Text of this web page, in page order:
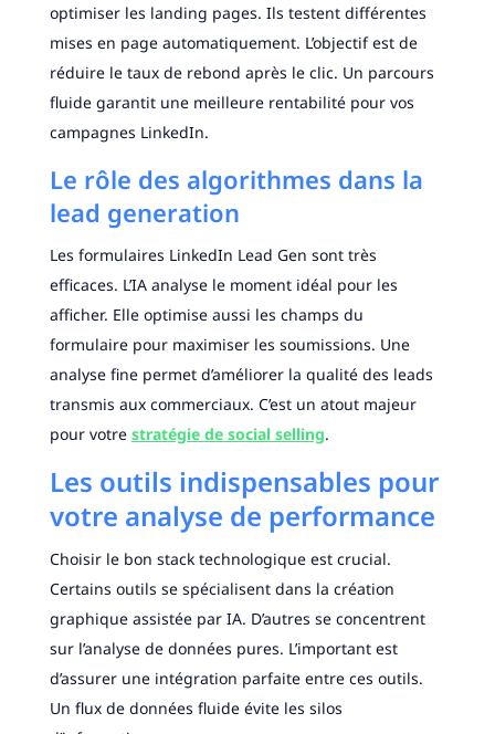
optimiser les landing pages. Ils testent différentes
mises en page automatiquement. L’objectif est de
réduire le taux de rebond après le clic. Un parcours
fluide garantit une meilleure rentabilité pour vos
campagnes LinkedIn.
Le rôle des algorithmes dans la
lead generation
Les formulaires LinkedIn Lead Gen sont très
efficaces. L’IA analyse le moment idéal pour les
afficher. Elle optimise aussi les champs du
formulaire pour maximiser les soumissions. Une
analyse fine permet d’améliorer la qualité des leads
transmis aux commerciaux. C’est un atout majeur
pour votre stratégie de social selling.
Les outils indispensables pour
votre analyse de performance
Choisir le bon stack technologique est crucial.
Certains outils se spécialisent dans la création
graphique assistée par IA. D’autres se concentrent
sur l’analyse de données pures. L’important est
d’assurer une intégration parfaite entre ces outils.
Un flux de données fluide évite les silos